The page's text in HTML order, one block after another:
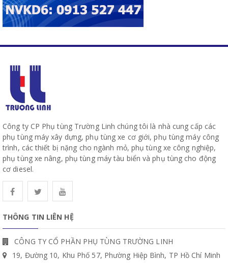
Công ty CP Phụ tùng Trường Linh chúng tôi là nhà cung cấp các
phụ tùng máy xây dựng, phụ tùng xe cơ giới, phụ tùng máy công
trình, các thiết bị nặng cho ngành mỏ, phụ tùng xe công nghiệp,
phụ tùng xe nâng, phụ tùng máy tàu biển và phụ tùng cho động
cơ diesel.
THÔNG TIN LIÊN HỆ
CÔNG TY CỔ PHẦN PHỤ TÙNG TRƯỜNG LINH
19, Đường 10, Khu Phố 57, Phường Hiệp Bình, TP Hồ Chí Minh